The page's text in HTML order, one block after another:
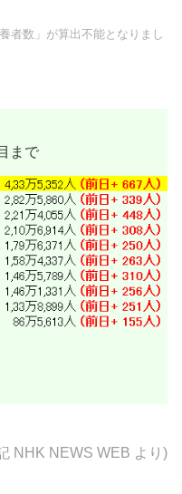
者数」が算出不能となりまし
まで
NHK NEWS WEB より)